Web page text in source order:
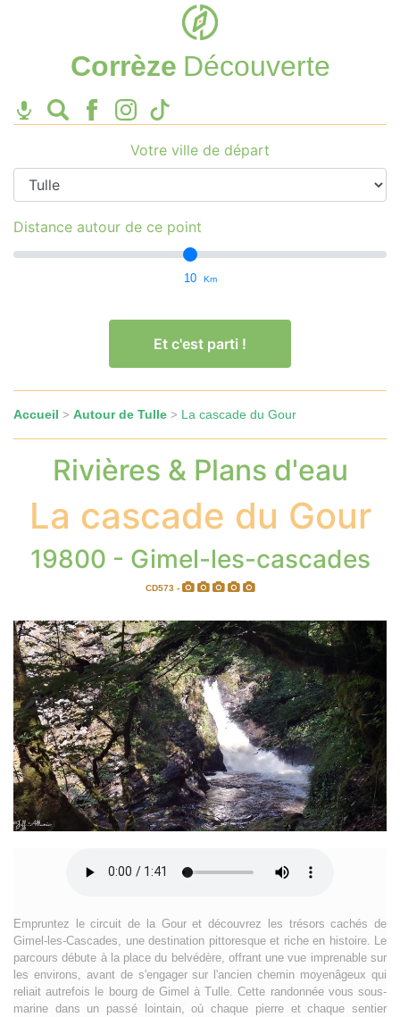
Corrèze Découverte
Votre ville de départ
Distance autour de ce point
10 Km
Et c'est parti !
Accueil > Autour de Tulle > La cascade du Gour
Rivières & Plans d'eau
La cascade du Gour
19800 - Gimel-les-cascades
CD573 -
Empruntez le circuit de la Gour et découvrez les trésors cachés de
Gimel-les-Cascades, une destination pittoresque et riche en histoire. Le
parcours débute à la place du belvédère, offrant une vue imprenable sur
les environs, avant de s'engager sur l'ancien chemin moyenâgeux qui
reliait autrefois le bourg de Gimel à Tulle. Cette randonnée vous sous-
marine dans un passé lointain, où chaque pierre et chaque sentier